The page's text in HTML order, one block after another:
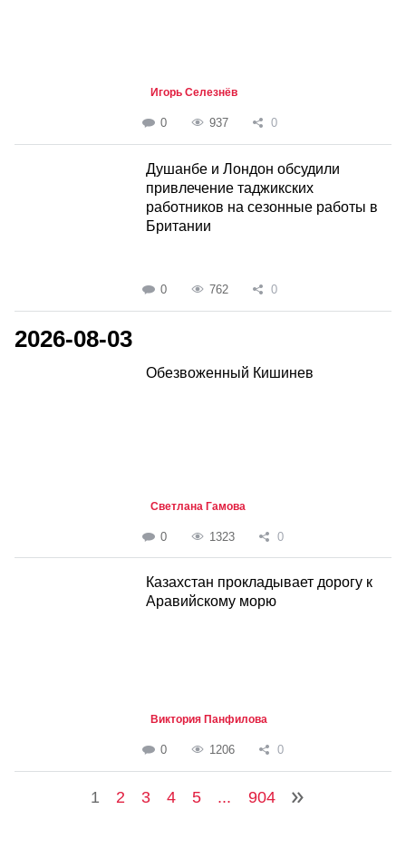
Игорь Селезнёв
0 937 0
Душанбе и Лондон обсудили
привлечение таджикских
работников на сезонные работы в
Британии
0 762 0
2026-08-03
Обезвоженный Кишинев
Светлана Гамова
0 1323 0
Казахстан прокладывает дорогу к
Аравийскому морю
Виктория Панфилова
0 1206 0
1 2 3 4 5 ... 904